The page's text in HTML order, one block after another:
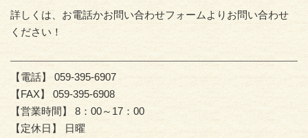
詳しくは、お電話かお問い合わせフォームよりお問い合わせ
ください！
【電話】 059-395-6907
【FAX】 059-395-6908
【営業時間】 8：00～17：00
【定休日】 日曜